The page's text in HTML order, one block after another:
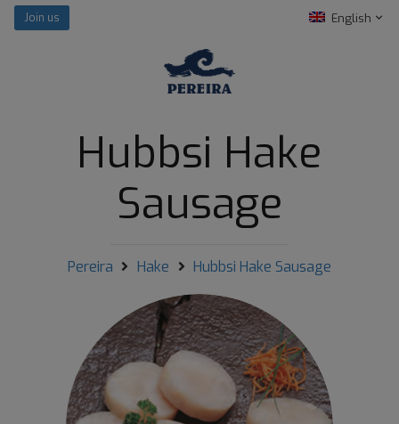
Join us English
Hubbsi Hake
Sausage
Pereira Hake Hubbsi Hake Sausage